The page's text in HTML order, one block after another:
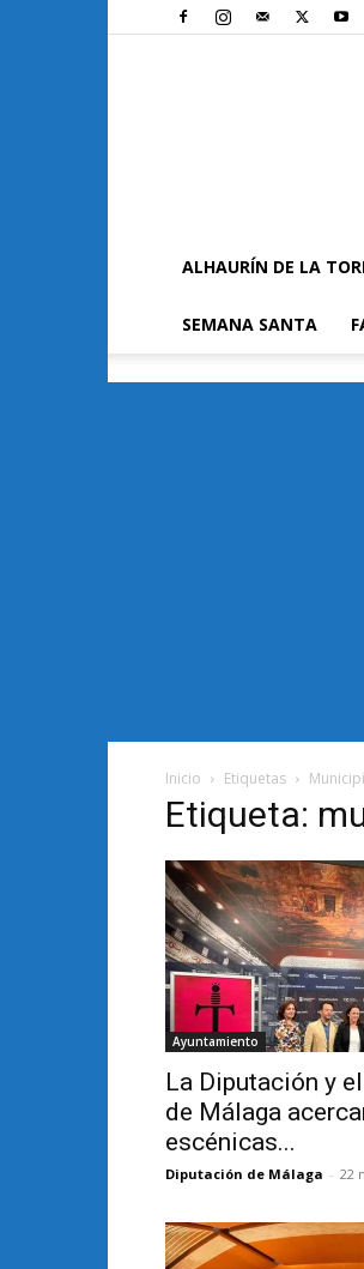
ALHAURÍN DE LA
SEMANA SANTA
Inicio Etiquetas
Etiqueta:
Ayuntamiento
La Diputación y
de Málaga
escénicas...
Diputación de Málaga - 22